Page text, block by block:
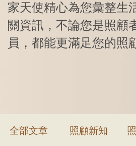
家天使精心為您彙整生
關資訊，不論您是照顧
員，都能更滿足您的照
全部文章 照顧新知